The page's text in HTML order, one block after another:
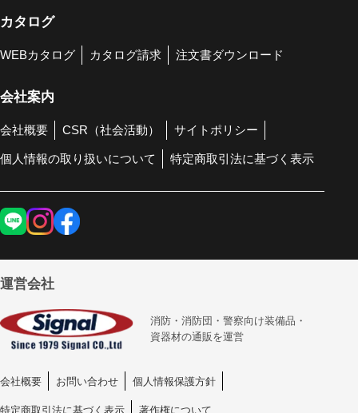
カタログ
WEBカタログ カタログ請求 注文書ダウンロード
会社案内
会社概要 CSR（社会活動） サイトポリシー
個人情報の取り扱いについて 特定商取引法に基づく表示
運営会社
消防・消防団・警察向け装備品・
資器材の通販を運営
会社概要 お問い合わせ 個人情報保護方針